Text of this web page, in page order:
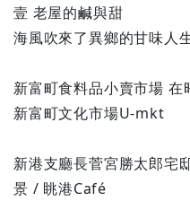
壹 老屋的鹹與甜
海風吹來了異鄉的甘味人
新富町食料品小賣市場
新富町文化市場U-mkt
新港支廳長菅宮勝太郎宅
景 / 眺港Café